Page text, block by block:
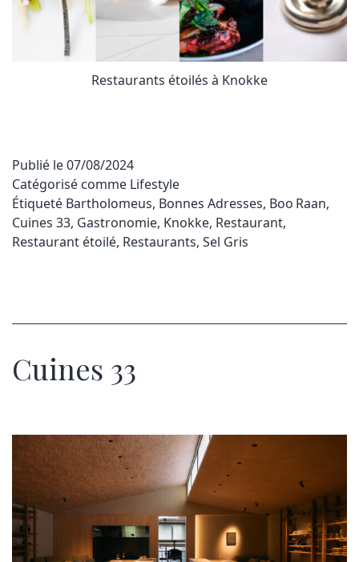
Restaurants étoilés à Knokke
Publié le07/08/2024
Catégorisé comme Lifestyle
Étiqueté Bartholomeus, Bonnes Adresses, Boo Raan,
Cuines 33, Gastronomie, Knokke, Restaurant,
Restaurant étoilé, Restaurants, Sel Gris
Cuines 33